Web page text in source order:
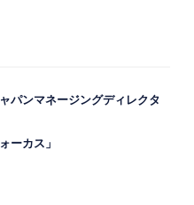
パンマネージングディレクタ
ーカス」